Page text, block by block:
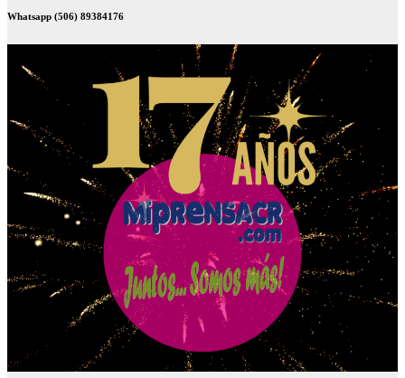
Whatsapp (506) 89384176